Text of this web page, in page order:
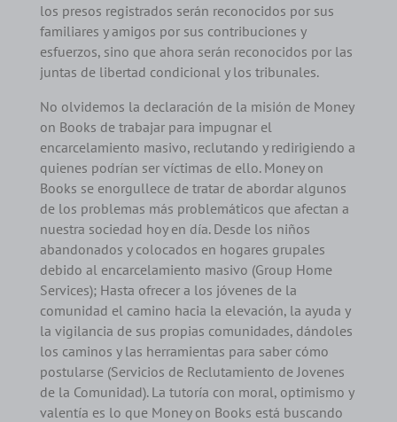
los presos registrados serán reconocidos por sus
familiares y amigos por sus contribuciones y
esfuerzos, sino que ahora serán reconocidos por las
juntas de libertad condicional y los tribunales.
No olvidemos la declaración de la misión de Money
on Books de trabajar para impugnar el
encarcelamiento masivo, reclutando y redirigiendo a
quienes podrían ser víctimas de ello. Money on
Books se enorgullece de tratar de abordar algunos
de los problemas más problemáticos que afectan a
nuestra sociedad hoy en día. Desde los niños
abandonados y colocados en hogares grupales
debido al encarcelamiento masivo (Group Home
Services); Hasta ofrecer a los jóvenes de la
comunidad el camino hacia la elevación, la ayuda y
la vigilancia de sus propias comunidades, dándoles
los caminos y las herramientas para saber cómo
postularse (Servicios de Reclutamiento de Jovenes
de la Comunidad). La tutoría con moral, optimismo y
valentía es lo que Money on Books está buscando